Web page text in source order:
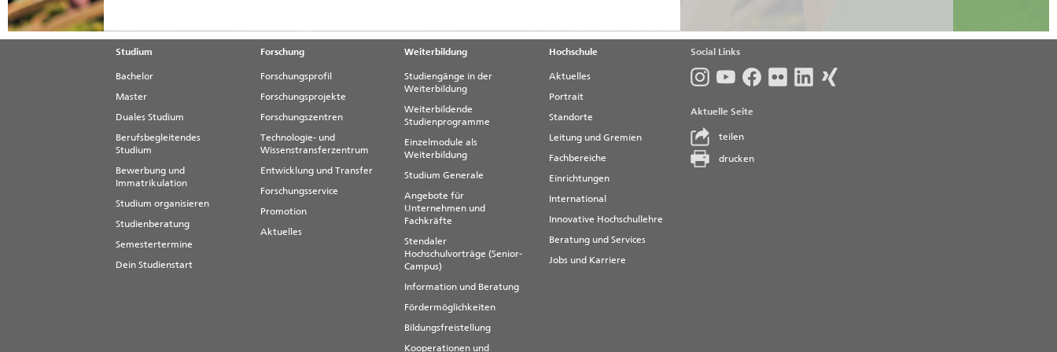
Studium
Bachelor
Master
Duales Studium
Berufsbegleitendes
Studium
Bewerbung und
Immatrikulation
Studium organisieren
Studienberatung
Semestertermine
Dein Studienstart
Forschung
Forschungsprofil
Forschungsprojekte
Forschungszentren
Technologie- und
Wissenstransferzentrum
Entwicklung und Transfer
Forschungsservice
Promotion
Aktuelles
Weiterbildung
Studiengänge in der
Weiterbildung
Weiterbildende
Studienprogramme
Einzelmodule als
Weiterbildung
Studium Generale
Angebote für
Unternehmen und
Fachkräfte
Stendaler
Hochschulvorträge (Senior-
Campus)
Information und Beratung
Fördermöglichkeiten
Bildungsfreistellung
Kooperationen und
Hochschule
Aktuelles
Portrait
Standorte
Leitung und Gremien
Fachbereiche
Einrichtungen
International
Innovative Hochschullehre
Beratung und Services
Jobs und Karriere
Social Links
Aktuelle Seite
teilen
drucken